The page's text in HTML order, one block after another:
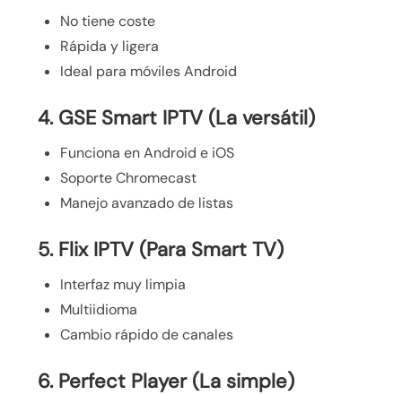
No tiene coste
Rápida y ligera
Ideal para móviles Android
4. GSE Smart IPTV (La versátil)
Funciona en Android e iOS
Soporte Chromecast
Manejo avanzado de listas
5. Flix IPTV (Para Smart TV)
Interfaz muy limpia
Multiidioma
Cambio rápido de canales
6. Perfect Player (La simple)